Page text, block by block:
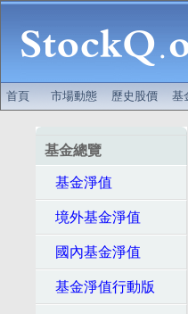
首頁 市場動態 歷史股價 基
基金總覽
基金淨值
境外基金淨值
國內基金淨值
基金淨值行動版